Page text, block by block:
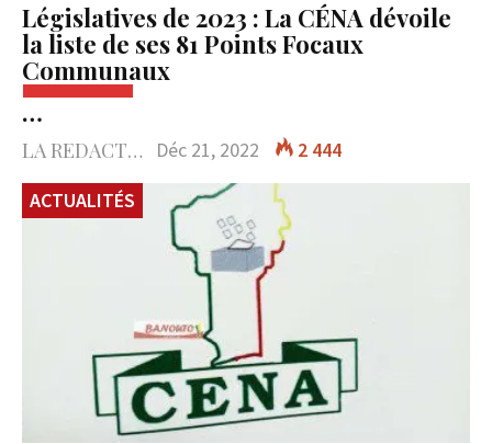
Législatives de 2023 : La CÉNA dévoile
la liste de ses 81 Points Focaux
Communaux
…
LA REDACTION Déc 21, 2022
2 444
ACTUALITÉS